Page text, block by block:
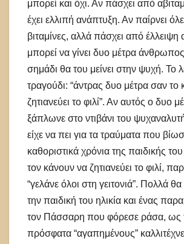
μπορεί και όχι. Αν πάσχει από
έχει ελλιπή ανάπτυξη. Αν παίρνει
βιταμίνες, αλλά πάσχει από
μπορεί να γίνει δυο μέτρα
σημάδι θα του μείνει στην ψυχή. Το
τραγούδι: “άντρας δυο μέτρα σαν το
ζητιανεύει το φιλί”. Αν αυτός ο δυο
ξάπλωνε στο ντιβάνι του
είχε να πει για τα τραύματα που
καθοριστικά χρόνια της παιδικής του
τον κάνουν να ζητιανεύει το φιλί,
“γελάνε όλοι στη γειτονιά”. Πολλά θα
την παιδική του ηλικία και ένας
τον Πάσσαρη που φόρεσε ράσα, ως
πρόσφατα “αγαπημένους”